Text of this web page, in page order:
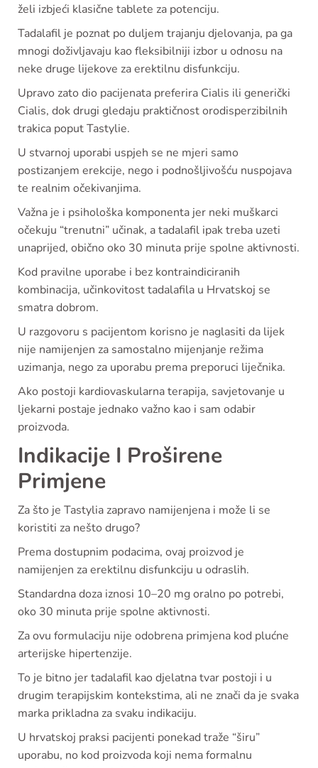
želi izbjeći klasične tablete za potenciju.
Tadalafil je poznat po duljem trajanju djelovanja, pa ga
mnogi doživljavaju kao fleksibilniji izbor u odnosu na
neke druge lijekove za erektilnu disfunkciju.
Upravo zato dio pacijenata preferira Cialis ili generički
Cialis, dok drugi gledaju praktičnost orodisperzibilnih
trakica poput Tastylie.
U stvarnoj uporabi uspjeh se ne mjeri samo
postizanjem erekcije, nego i podnošljivošću nuspojava
te realnim očekivanjima.
Važna je i psihološka komponenta jer neki muškarci
očekuju “trenutni” učinak, a tadalafil ipak treba uzeti
unaprijed, obično oko 30 minuta prije spolne aktivnosti.
Kod pravilne uporabe i bez kontraindiciranih
kombinacija, učinkovitost tadalafila u Hrvatskoj se
smatra dobrom.
U razgovoru s pacijentom korisno je naglasiti da lijek
nije namijenjen za samostalno mijenjanje režima
uzimanja, nego za uporabu prema preporuci liječnika.
Ako postoji kardiovaskularna terapija, savjetovanje u
ljekarni postaje jednako važno kao i sam odabir
proizvoda.
Indikacije I Proširene
Primjene
Za što je Tastylia zapravo namijenjena i može li se
koristiti za nešto drugo?
Prema dostupnim podacima, ovaj proizvod je
namijenjen za erektilnu disfunkciju u odraslih.
Standardna doza iznosi 10–20 mg oralno po potrebi,
oko 30 minuta prije spolne aktivnosti.
Za ovu formulaciju nije odobrena primjena kod plućne
arterijske hipertenzije.
To je bitno jer tadalafil kao djelatna tvar postoji i u
drugim terapijskim kontekstima, ali ne znači da je svaka
marka prikladna za svaku indikaciju.
U hrvatskoj praksi pacijenti ponekad traže “širu”
uporabu, no kod proizvoda koji nema formalnu